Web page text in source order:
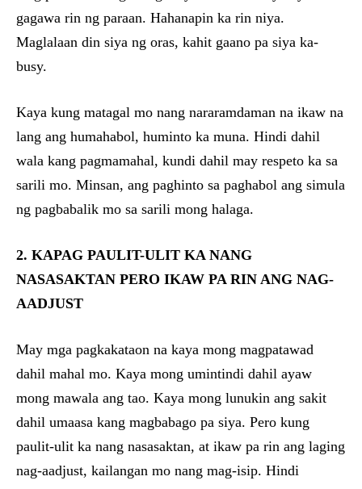
gagawa rin ng paraan. Hahanapin ka rin niya.
Maglalaan din siya ng oras, kahit gaano pa siya ka-
busy.
Kaya kung matagal mo nang nararamdaman na ikaw na
lang ang humahabol, huminto ka muna. Hindi dahil
wala kang pagmamahal, kundi dahil may respeto ka sa
sarili mo. Minsan, ang paghinto sa paghabol ang simula
ng pagbabalik mo sa sarili mong halaga.
2. KAPAG PAULIT-ULIT KA NANG
NASASAKTAN PERO IKAW PA RIN ANG NAG-
AADJUST
May mga pagkakataon na kaya mong magpatawad
dahil mahal mo. Kaya mong umintindi dahil ayaw
mong mawala ang tao. Kaya mong lunukin ang sakit
dahil umaasa kang magbabago pa siya. Pero kung
paulit-ulit ka nang nasasaktan, at ikaw pa rin ang laging
nag-aadjust, kailangan mo nang mag-isip. Hindi